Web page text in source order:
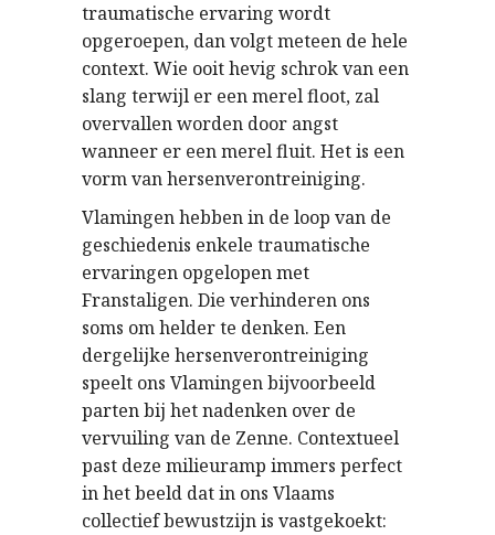
traumatische ervaring wordt
opgeroepen, dan volgt meteen de hele
context. Wie ooit hevig schrok van een
slang terwijl er een merel floot, zal
overvallen worden door angst
wanneer er een merel fluit. Het is een
vorm van hersenverontreiniging.
Vlamingen hebben in de loop van de
geschiedenis enkele traumatische
ervaringen opgelopen met
Franstaligen. Die verhinderen ons
soms om helder te denken. Een
dergelijke hersenverontreiniging
speelt ons Vlamingen bijvoorbeeld
parten bij het nadenken over de
vervuiling van de Zenne. Contextueel
past deze milieuramp immers perfect
in het beeld dat in ons Vlaams
collectief bewustzijn is vastgekoekt: